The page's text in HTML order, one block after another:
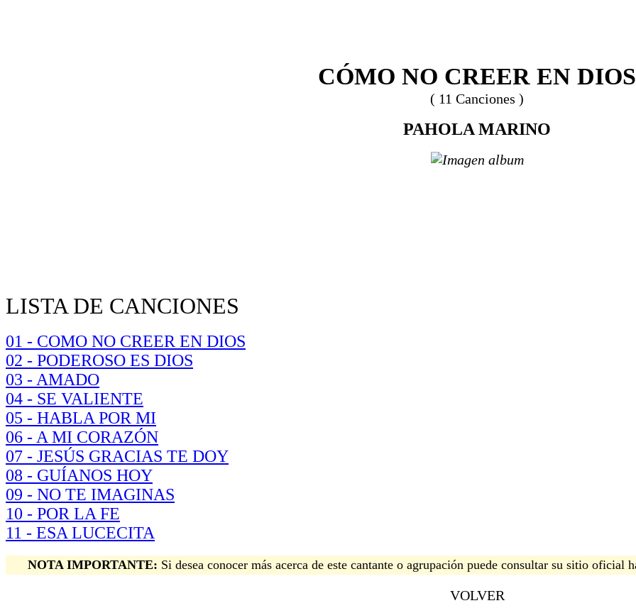
CÓMO NO CREER EN DIOS
( 11 Canciones )
PAHOLA MARINO
LISTA DE CANCIONES
01 - COMO NO CREER EN DIOS
02 - PODEROSO ES DIOS
03 - AMADO
04 - SE VALIENTE
05 - HABLA POR MI
06 - A MI CORAZÓN
07 - JESÚS GRACIAS TE DOY
08 - GUÍANOS HOY
09 - NO TE IMAGINAS
10 - POR LA FE
11 - ESA LUCECITA
NOTA IMPORTANTE: Si desea conocer más acerca de este cantante o agrupación puede consultar su sitio oficial
VOLVER